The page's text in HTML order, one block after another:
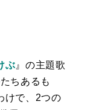
ぶ 』の主題歌
ちあるも
けで、2つの